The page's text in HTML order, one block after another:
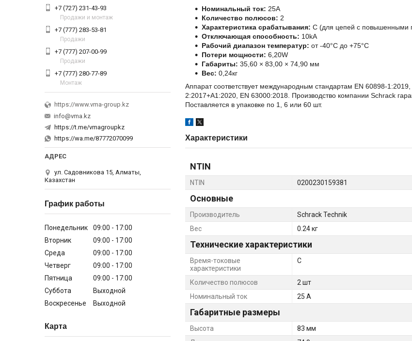
Номинальный ток: 25A
Количество полюсов: 2
Характеристика срабатывания: C (для цепей с повышенными
Отключающая способность: 10kA
Рабочий диапазон температур: от -40°C до +75°C
Потери мощности: 6,20W
Габариты: 35,60 × 83,00 × 74,90 мм
Вес: 0,24кг
Аппарат соответствует международным стандартам EN 60898-
2:2017+A1:2020, EN 63000:2018. Производство компании Schrack
Поставляется в упаковке по 1, 6 или 60 шт.
Характеристики
NTIN
NTIN 0200230159381
Основные
Производитель
Schrack Technik
Вес
0.24 кг
Технические характеристики
Время-токовые
характеристики
C
Количество полюсов
2 шт
Номинальный ток
25 А
Габаритные размеры
Высота
83 мм
+7 (727) 231-43-93
Продажи и монтаж
+7 (777) 283-53-81
Продажи
+7 (777) 207-00-99
Продажи
+7 (777) 280-77-89
Монтаж
https://www.vma-group.kz
info@vma.kz
https://t.me/vmagroupkz
https://wa.me/87772070099
ул. Садовникова 15, Алматы,
Казахстан
График работы
Понедельник 09:00
17:00
Вторник
09:00
17:00
Среда
09:00
17:00
Четверг
09:00
17:00
Пятница
09:00
17:00
Суббота
Выходной
Воскресенье
Выходной
Карта